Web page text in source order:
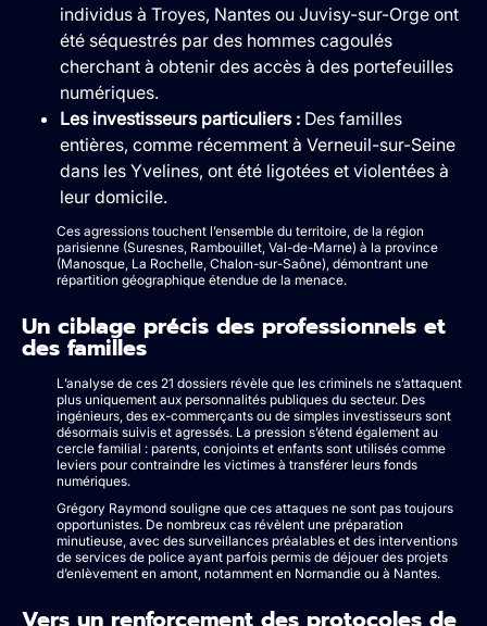
individus à Troyes, Nantes ou Juvisy-sur-Orge ont
été séquestrés par des hommes cagoulés
cherchant à obtenir des accès à des portefeuilles
numériques.
Les investisseurs particuliers : Des familles
entières, comme récemment à Verneuil-sur-Seine
dans les Yvelines, ont été ligotées et violentées à
leur domicile.
Ces agressions touchent l’ensemble du territoire, de la région
parisienne (Suresnes, Rambouillet, Val-de-Marne) à la province
(Manosque, La Rochelle, Chalon-sur-Saône), démontrant une
répartition géographique étendue de la menace.
Un ciblage précis des professionnels et
des familles
L’analyse de ces 21 dossiers révèle que les criminels ne s’attaquent
plus uniquement aux personnalités publiques du secteur. Des
ingénieurs, des ex-commerçants ou de simples investisseurs sont
désormais suivis et agressés. La pression s’étend également au
cercle familial : parents, conjoints et enfants sont utilisés comme
leviers pour contraindre les victimes à transférer leurs fonds
numériques.
Grégory Raymond souligne que ces attaques ne sont pas toujours
opportunistes. De nombreux cas révèlent une préparation
minutieuse, avec des surveillances préalables et des interventions
de services de police ayant parfois permis de déjouer des projets
d’enlèvement en amont, notamment en Normandie ou à Nantes.
Vers un renforcement des protocoles de